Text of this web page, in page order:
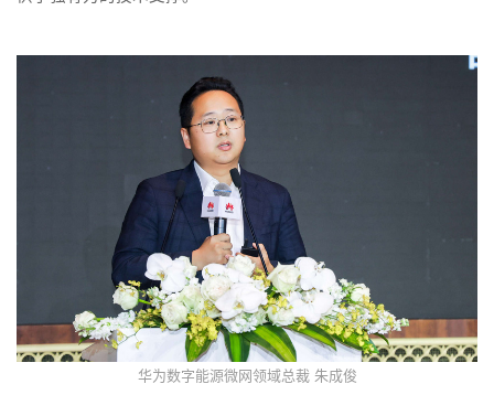
华为数字能源微网领域总裁 朱成俊